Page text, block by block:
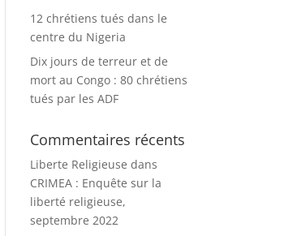
12 chrétiens tués dans le
centre du Nigeria
Dix jours de terreur et de
mort au Congo : 80 chrétiens
tués par les ADF
Commentaires récents
Liberte Religieuse dans
CRIMEA : Enquête sur la
liberté religieuse,
septembre 2022